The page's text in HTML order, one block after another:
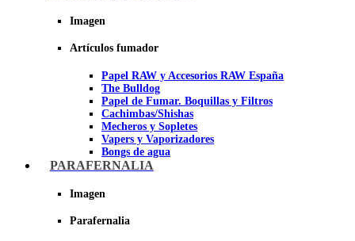
Imagen
Artículos fumador
Papel RAW y Accesorios RAW España
The Bulldog
Papel de Fumar. Boquillas y Filtros
Cachimbas/Shishas
Mecheros y Sopletes
Vapers y Vaporizadores
Bongs de agua
Bandejas para liar
Ceniceros para Fumadores
Pipas BHO
Dabbers
PARAFERNALIA
Imagen
Parafernalia